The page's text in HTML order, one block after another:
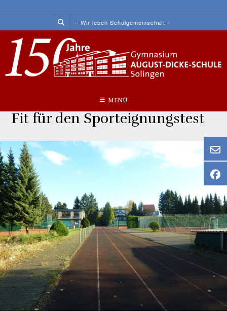
content
– Wir leben Schulgemeinschaft –
MENÜ
Fit für den Sporteignungstest